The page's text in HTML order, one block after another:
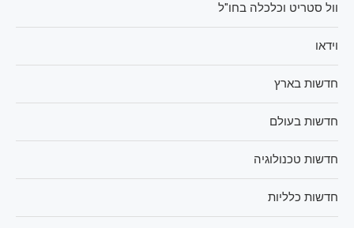
וול סטריט וכלכלה בחו"ל
וידאו
חדשות בארץ
חדשות בעולם
חדשות טכנולוגיה
חדשות כלליות